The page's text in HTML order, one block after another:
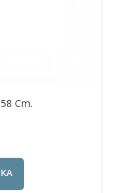
Cm.